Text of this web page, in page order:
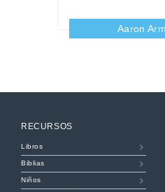
Aaron
RECURSOS
Libros
Biblias
Niños